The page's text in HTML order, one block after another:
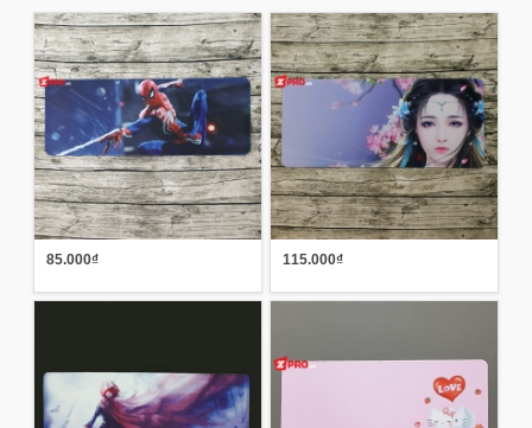
85.000₫ 115.000₫